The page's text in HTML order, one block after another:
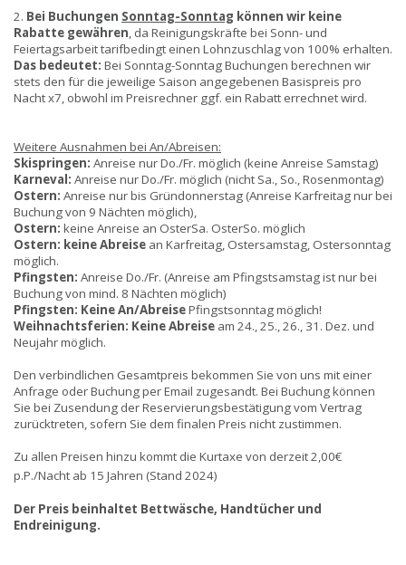
2. Bei Buchungen Sonntag-Sonntag können wir keine
Rabatte gewähren, da Reinigungskräfte bei Sonn- und
Feiertagsarbeit tarifbedingt einen Lohnzuschlag von 100% erhalten.
Das bedeutet: Bei Sonntag-Sonntag Buchungen berechnen wir
stets den für die jeweilige Saison angegebenen Basispreis pro
Nacht x7, obwohl im Preisrechner ggf. ein Rabatt errechnet wird.
Weitere Ausnahmen bei An/Abreisen:
Skispringen: Anreise nur Do./Fr. möglich (keine Anreise Samstag)
Karneval: Anreise nur Do./Fr. möglich (nicht Sa., So., Rosenmontag)
Ostern: Anreise nur bis Gründonnerstag (Anreise Karfreitag nur bei
Buchung von 9 Nächten möglich),
Ostern: keine Anreise an OsterSa. OsterSo. möglich
Ostern: keine Abreise an Karfreitag, Ostersamstag, Ostersonntag
möglich.
Pfingsten: Anreise Do./Fr. (Anreise am Pfingstsamstag ist nur bei
Buchung von mind. 8 Nächten möglich)
Pfingsten: Keine An/AbreisePfingstsonntag möglich!
Weihnachtsferien: Keine Abreise am 24., 25., 26., 31. Dez. und
Neujahr möglich.
Den verbindlichen Gesamtpreis bekommen Sie von uns mit einer
Anfrage oder Buchung per Email zugesandt. Bei Buchung können
Sie bei Zusendung der Reservierungsbestätigung vom Vertrag
zurücktreten, sofern Sie dem finalen Preis nicht zustimmen.
Zu allen Preisen hinzu kommt die Kurtaxe von derzeit 2,00€
p.P./Nacht ab 15 Jahren (Stand 2024)
Der Preis beinhaltet Bettwäsche, Handtücher und
Endreinigung.